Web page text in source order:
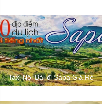
Taxi Nội Bài đi Sapa Giá Rẻ